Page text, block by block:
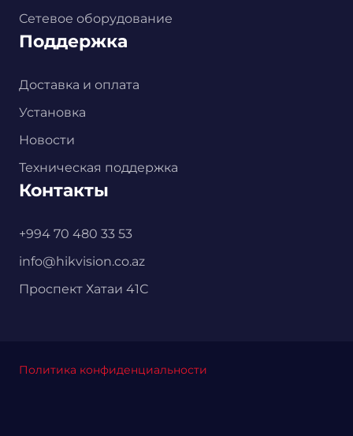
Сетевое оборудование
Поддержка
Доставка и оплата
Установка
Новости
Техническая поддержка
Контакты
+994 70 480 33 53
info@hikvision.co.az
Проспект Хатаи 41С
Политика конфиденциальности